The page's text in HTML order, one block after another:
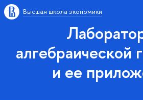
Высшая школа экономики
алгебраической
и ее